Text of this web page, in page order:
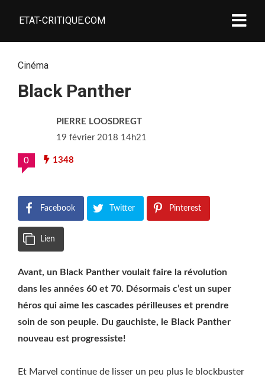
ETAT-CRITIQUE.COM
Cinéma
Black Panther
PIERRE LOOSDREGT
19 février 2018 14h21
0 1348
Facebook Twitter Pinterest
Lien
Avant, un Black Panther voulait faire la révolution
dans les années 60 et 70. Désormais c’est un super
héros qui aime les cascades périlleuses et prendre
soin de son peuple. Du gauchiste, le Black Panther
nouveau est progressiste!
Et Marvel continue de lisser un peu plus le blockbuster